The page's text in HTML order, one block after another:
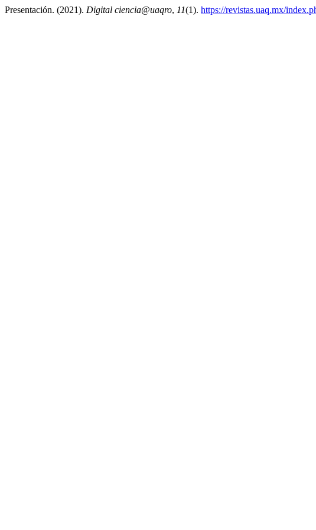
Presentación. (2021). Digital ciencia@uaqro, 11(1). https://revistas.uaq.mx/